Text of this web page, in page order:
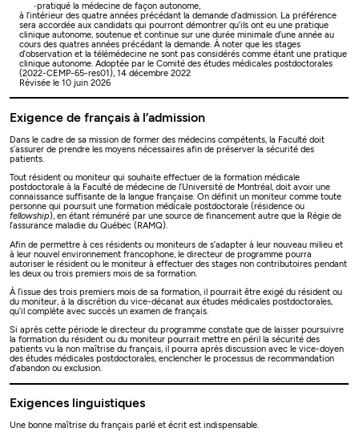
pratiqué la médecine de façon autonome,
à l’intérieur des quatre années précédant la demande d’admission. La préférence
sera accordée aux candidats qui pourront démontrer qu’ils ont eu une pratique
clinique autonome, soutenue et continue sur une durée minimale d’une année au
cours des quatres années précédant la demande. À noter que les stages
d’observation et la télémédecine ne sont pas considérés comme étant une pratique
clinique autonome. Adoptée par le Comité des études médicales postdoctorales
(2022-CEMP-65-res01), 14 décembre 2022
Révisée le 10 juin 2026
Exigence de français à l’admission
Dans le cadre de sa mission de former des médecins compétents, la Faculté doit
s’assurer de prendre les moyens nécessaires afin de préserver la sécurité des
patients.
Tout résident ou moniteur qui souhaite effectuer de la formation médicale
postdoctorale à la Faculté de médecine de l’Université de Montréal, doit avoir une
connaissance suffisante de la langue française. On définit un moniteur comme toute
personne qui poursuit une formation médicale postdoctorale (résidence ou
fellowship), en étant rémunéré par une source de financement autre que la Régie de
l’assurance maladie du Québec (RAMQ).
Afin de permettre à ces résidents ou moniteurs de s’adapter à leur nouveau milieu et
à leur nouvel environnement francophone, le directeur de programme pourra
autoriser le résident ou le moniteur à effectuer des stages non contributoires pendant
les deux ou trois premiers mois de sa formation.
À l’issue des trois premiers mois de sa formation, il pourrait être exigé du résident ou
du moniteur, à la discrétion du vice-décanat aux études médicales postdoctorales,
qu’il complète avec succès un examen de français.
Si après cette période le directeur du programme constate que de laisser poursuivre
la formation du résident ou du moniteur pourrait mettre en péril la sécurité des
patients vu la non maîtrise du français, il pourra après discussion avec le vice-doyen
des études médicales postdoctorales, enclencher le processus de recommandation
d’abandon ou exclusion.
Exigences linguistiques
Une bonne maîtrise du français parlé et écrit est indispensable.